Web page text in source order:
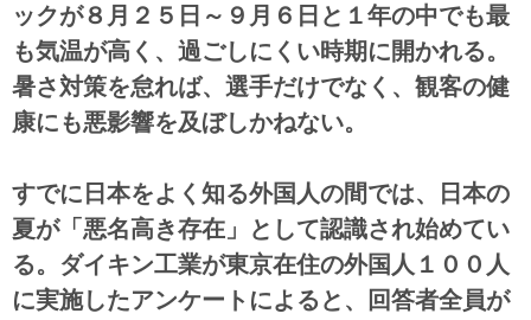
ックが８月２５日～９月６日と１年の中でも最
も気温が高く、過ごしにくい時期に開かれる。
暑さ対策を怠れば、選手だけでなく、観客の健
康にも悪影響を及ぼしかねない。
すでに日本をよく知る外国人の間では、日本の
夏が「悪名高き存在」として認識され始めてい
る。ダイキン工業が東京在住の外国人１００人
に実施したアンケートによると、回答者全員が